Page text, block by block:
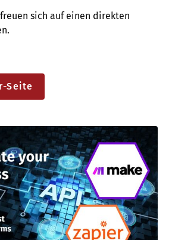
sich auf einen direkten
Seite